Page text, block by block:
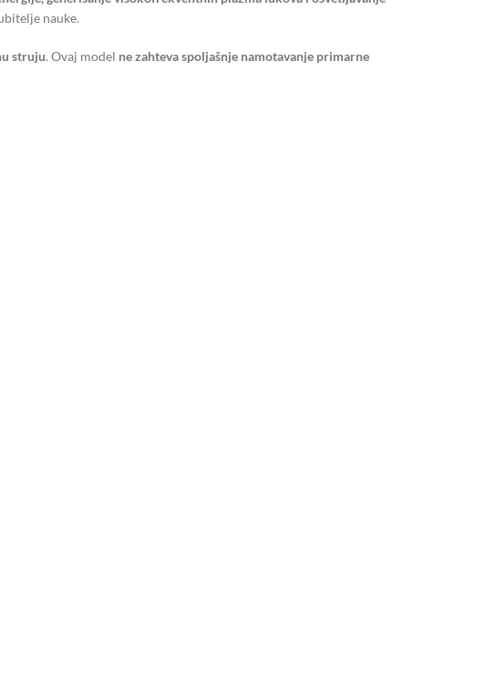
nauke.
struju. Ovaj model ne zahteva spoljašnje namotavanje primarne